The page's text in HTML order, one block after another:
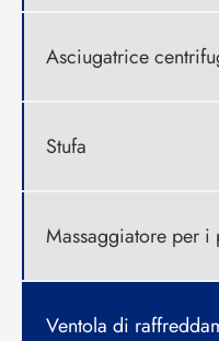
Asciugatrice
Stufa
Massaggiatore per i
Ventola di